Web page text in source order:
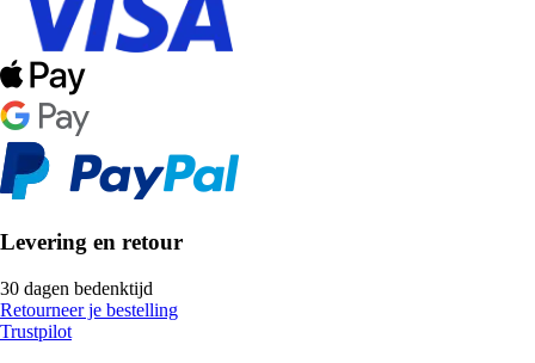
Levering en retour
30 dagen bedenktijd
Retourneer je bestelling
Trustpilot